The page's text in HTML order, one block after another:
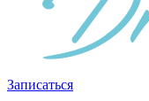
Записаться